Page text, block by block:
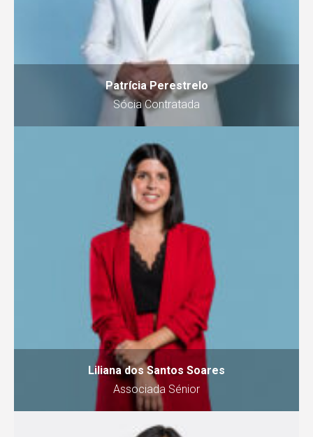
Patrícia Perestrelo
Sócia Contratada
Liliana dos Santos Soares
Associada Sénior